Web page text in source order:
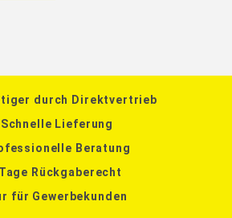
durch Direktvertrieb
Schnelle Lieferung
Beratung
Tage Rückgaberecht
für Gewerbekunden